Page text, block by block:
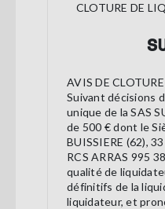
CLOTURE DE
AVIS DE
Suivant décisions
unique de la SAS
de 500 € dont le
BUISSIERE (62),
RCS ARRAS 995
qualité de
définitifs de la
liquidateur, et